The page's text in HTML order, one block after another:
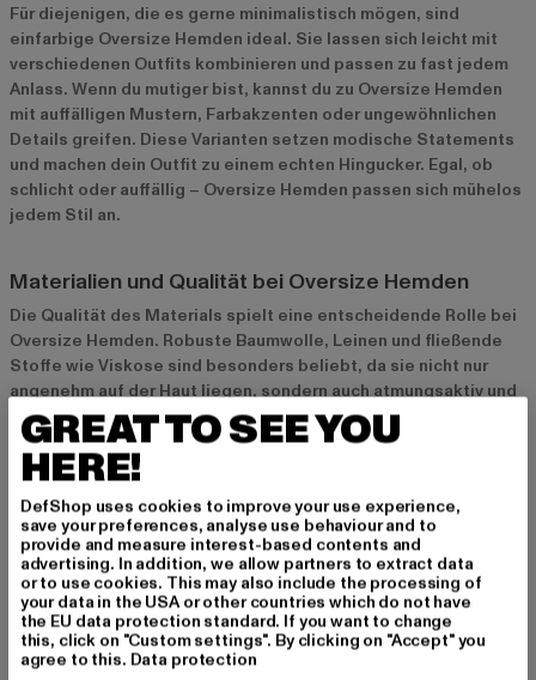
Für diejenigen, die es gerne minimalistisch mögen, sind
einfarbige Oversize Hemden ideal. Sie lassen sich leicht mit
verschiedenen Outfits kombinieren und passen zu fast jedem
Anlass. Wenn du mutiger bist, kannst du zu Oversize Hemden
mit auffälligen Mustern, Farbakzenten oder ungewöhnlichen
Details greifen. Diese Varianten setzen modische Statements
und machen dein Outfit zu einem echten Hingucker. Egal, ob
schlicht oder auffällig – Oversize Hemden passen sich mühelos
jedem Stil an.
Materialien und Qualität bei Oversize Hemden
Die Qualität des Materials spielt eine entscheidende Rolle bei
Oversize Hemden. Robuste Baumwolle, Leinen und fließende
Stoffe wie Viskose sind besonders beliebt, da sie nicht nur
angenehm auf der Haut liegen, sondern auch atmungsaktiv und
pflegeleicht sind. Für einen legeren Look eignen sich leichte
Materialien wie Leinen besonders gut, während Hemden aus
festeren Stoffen wie Baumwolle strukturierter wirken. Achte
Herstellers zu waschen, um die Langlebigkeit und Qualität zu
erhalten.
Styling-Tipps für Oversize Hemden
Oversize Hemden lassen sich auf viele verschiedene Arten
stylen. Für einen entspannten Alltagslook kannst du das Hemd
GREAT TO SEE YOU
HERE!
DefShop uses cookies to improve your use experience,
save your preferences, analyse use behaviour and to
provide and measure interest-based contents and
advertising. In addition, we allow partners to extract data
or to use cookies. This may also include the processing of
your data in the USA or other countries which do not have
the EU data protection standard. If you want to change
this, click on "Custom settings". By clicking on "Accept" you
agree to this. Data protection